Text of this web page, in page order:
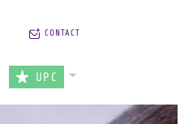
UPC
CONTACT